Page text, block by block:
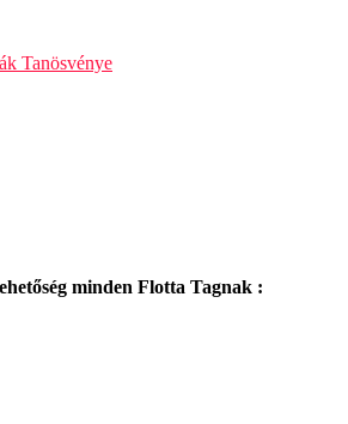
Tanösvénye
minden Flotta Tagnak :